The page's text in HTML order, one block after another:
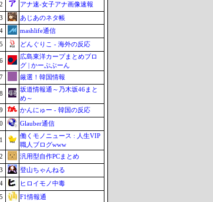
アナ速‐女子アナ画像速報
あじあのネタ帳
mashlife通信
どんぐりこ - 海外の反応
広島東洋カープまとめブロ
グ | かーぷぶーん
厳選！韓国情報
坂道情報通～乃木坂46まと
め～
かんにゅー - 韓国の反応
Glauber通信
働くモノニュース : 人生VIP
職人ブログwww
汎用型自作PCまとめ
登山ちゃんねる
ヒロイモノ中毒
F1情報通